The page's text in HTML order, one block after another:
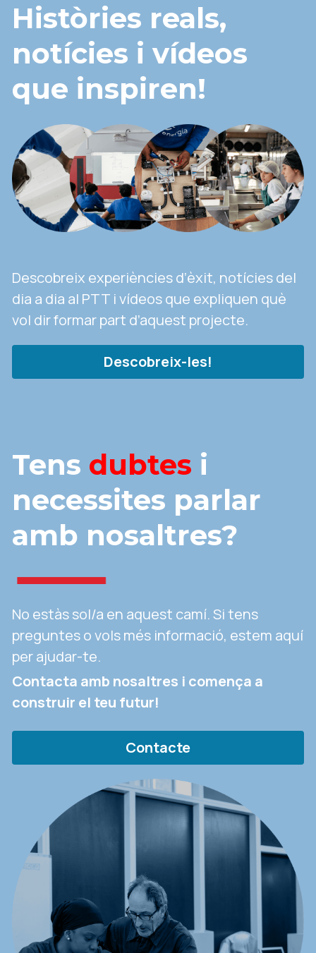
Històries reals,
notícies i vídeos
que inspiren!
Descobreix experiències d’èxit, notícies del
dia a dia al PTT i vídeos que expliquen què
vol dir formar part d’aquest projecte.
Descobreix-les!
Tens dubtes i
necessites parlar
amb nosaltres?
No estàs sol/a en aquest camí. Si tens
preguntes o vols més informació, estem aquí
per ajudar-te.
Contacta amb nosaltres i comença a
construir el teu futur!
Contacte